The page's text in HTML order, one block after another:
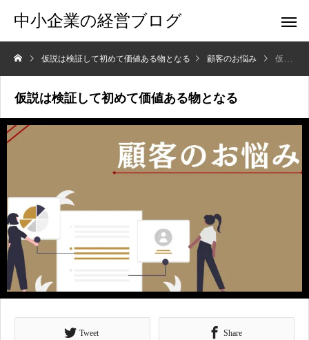
中小企業の経営ブログ
仮説は検証して初めて価値ある物となる 顧客のお悩み 仮説は検証して初めて価値ある物となる
仮説は検証して初めて価値ある物となる
Tweet Share